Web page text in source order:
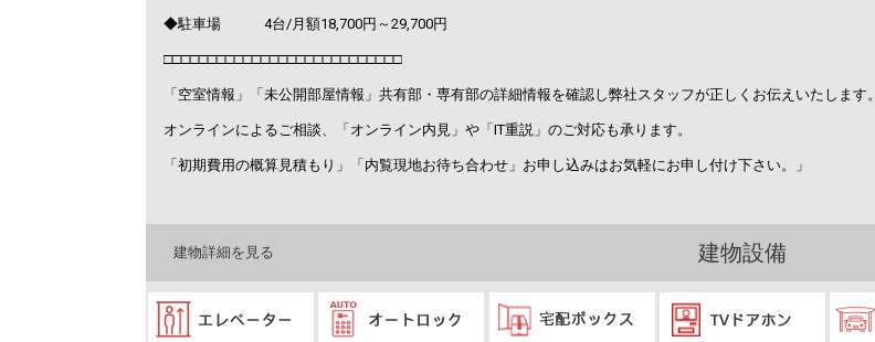
◆駐車場 4台/月額18,700円～29,700円
□□□□□□□□□□□□□□□□□□□□□□□□□□□
「空室情報」「未公開部屋情報」共有部・専有部の詳細情報を確認し弊社スタッフが正しくお伝えいたします。
オンラインによるご相談、「オンライン内見」や「IT重説」のご対応も承ります。
「初期費用の概算見積もり」「内覧現地お待ち合わせ」お申し込みはお気軽にお申し付け下さい。」
建物設備
建物詳細を見る